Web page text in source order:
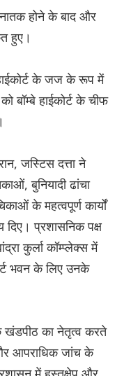
होने के बाद और
हुए।
के जज के रूप में
बॉम्बे हाईकोर्ट के चीफ
जस्टिस दत्ता ने
बुनियादी ढांचा
के महत्वपूर्ण कार्यों
प्रशासनिक पक्ष
कुर्ला कॉम्प्लेक्स में
भवन के लिए उनके
खंडपीठ का नेतृत्व करते
आपराधिक जांच के